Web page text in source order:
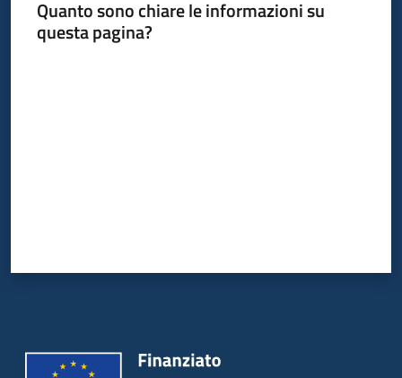
Quanto sono chiare le informazioni su
questa pagina?